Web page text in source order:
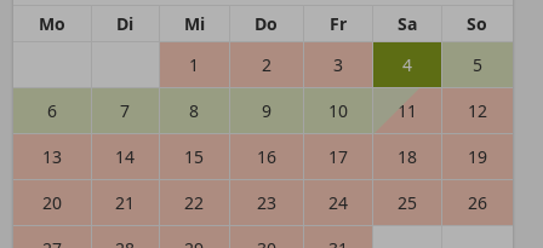
Mo
Di Mi Do Fr Sa
So
1
2 3 4
5
6
7 8 9 10 11
12
13
14 15 16 17 18
19
20
21 22 23 24 25
26